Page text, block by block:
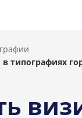
типографиях